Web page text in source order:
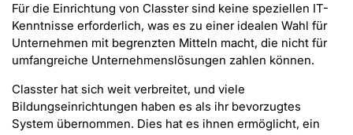
Für die Einrichtung von Classter sind keine speziellen IT-
Kenntnisse erforderlich, was es zu einer idealen Wahl für
Unternehmen mit begrenzten Mitteln macht, die nicht für
umfangreiche Unternehmenslösungen zahlen können.
Classter hat sich weit verbreitet, und viele
Bildungseinrichtungen haben es als ihr bevorzugtes
System übernommen. Dies hat es ihnen ermöglicht, ein